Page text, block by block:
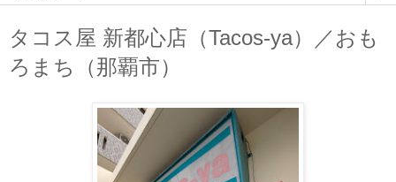
タコス屋 新都心店（Tacos-ya）／おも
ろまち（那覇市）